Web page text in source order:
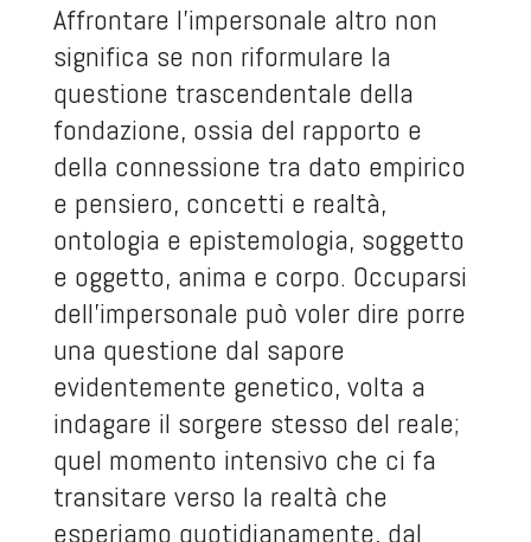
Affrontare l’impersonale altro non
significa se non riformulare la
questione trascendentale della
fondazione, ossia del rapporto e
della connessione tra dato empirico
e pensiero, concetti e realtà,
ontologia e epistemologia, soggetto
e oggetto, anima e corpo. Occuparsi
dell’impersonale può voler dire porre
una questione dal sapore
evidentemente genetico, volta a
indagare il sorgere stesso del reale;
quel momento intensivo che ci fa
transitare verso la realtà che
esperiamo quotidianamente, dal